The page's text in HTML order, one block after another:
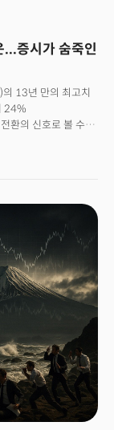
...증시가 숨죽인
13년 만의 최고치
24%
환의 신호로 볼 수
는 18억 달러가
의 충돌로 테슬라가
번 주 밀키스레터는
산·사이버보안
트를 담았습니다.